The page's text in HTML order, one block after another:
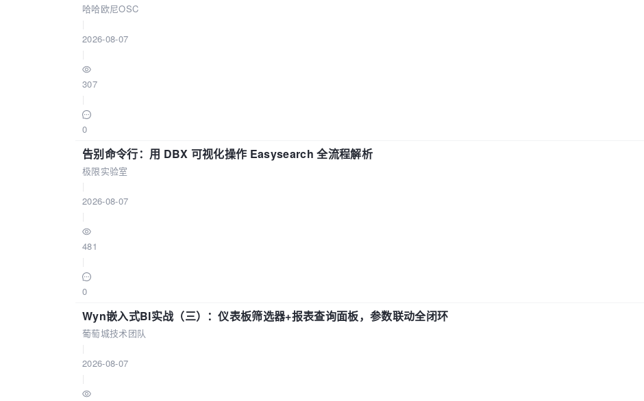
哈哈欧尼OSC
2026-08-07
307
0
告别命令行：用 DBX 可视化操作 Easysearch 全流程解析
极限实验室
2026-08-07
481
0
Wyn嵌入式BI实战（三）：仪表板筛选器+报表查询面板，参数联动全闭环
葡萄城技术团队
2026-08-07